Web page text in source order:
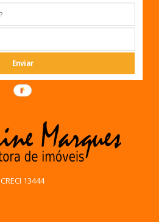
Enviar
CRECI 13444